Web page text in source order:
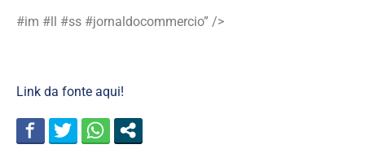
#im #ll #ss #jornaldocommercio” />
Link da fonte aqui!